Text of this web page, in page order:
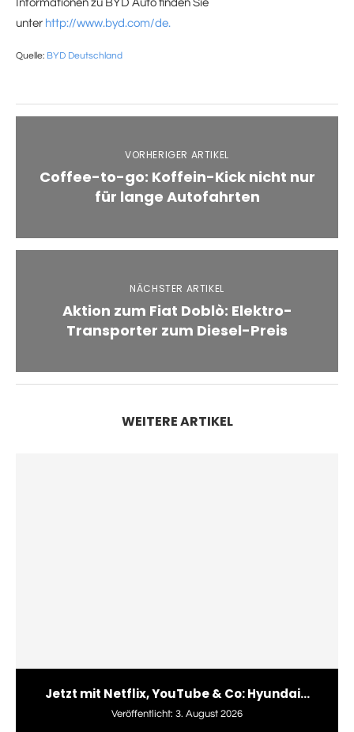
Informationen zu BYD Auto finden Sie
unter http://www.byd.com/de.
Quelle: BYD Deutschland
VORHERIGER ARTIKEL
Coffee-to-go: Koffein-Kick nicht nur
für lange Autofahrten
NÄCHSTER ARTIKEL
Aktion zum Fiat Doblò: Elektro-
Transporter zum Diesel-Preis
WEITERE ARTIKEL
Jetzt mit Netflix, YouTube & Co: Hyundai...
Veröffentlicht: 3. August 2026